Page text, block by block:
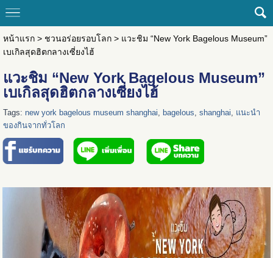
หน้าแรก> ชวนอร่อยรอบโลก> แวะชิม “New York Bagelous Museum”
เบเกิลสุดฮิตกลางเซี่ยงไฮ้
แวะชิม “New York Bagelous Museum”
เบเกิลสุดฮิตกลางเซี่ยงไฮ้
Tags: new york bagelous museum shanghai, bagelous, shanghai, แนะนำ
ของกินจากทั่วโลก